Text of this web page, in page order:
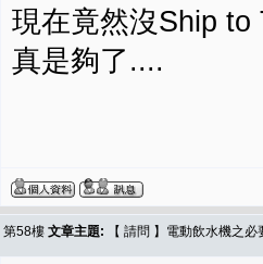
現在竟然沒Ship to
真是夠了....
第58樓 文章主題: 【 請問 】電動飲水機之